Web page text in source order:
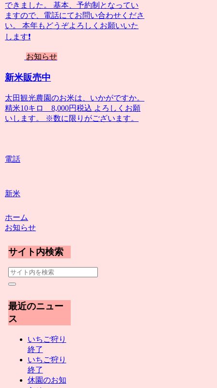
できました。 基本、予約制となってい
ますので、電話にてお問い合わせくださ
い。 本年もどうぞよろしくお願いいた
します❗️
お知らせ
新米販売中
太田観光農園のお米は、いかがですか。
精米10キロ 8,000円税込 よろしくお願
いします。 ※数に限りがございます。
電話
新米
ホーム
お知らせ
サイト内検索
最近のニュー
ス
いちご狩り
終了
いちご狩り
終了
休園のお知